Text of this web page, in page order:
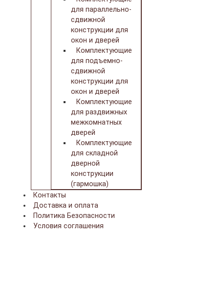
для параллельно-
сдвижной
конструкции для
окон и дверей
Комплектующие
для подъемно-
сдвижной
конструкции для
окон и дверей
Комплектующие
для раздвижных
межкомнатных
дверей
Комплектующие
для складной
дверной
конструкции
(гармошка)
Контакты
Доставка и оплата
Политика Безопасности
Условия соглашения